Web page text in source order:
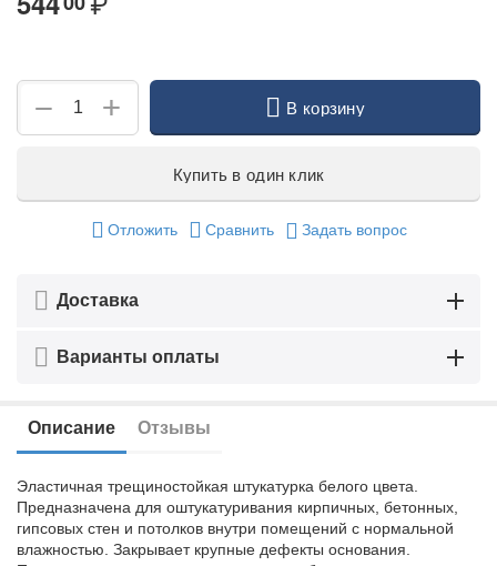
+
− В корзину
Купить в один клик
Отложить Сравнить Задать вопрос
Доставка
Варианты оплаты
Описание Отзывы
Эластичная трещиностойкая штукатурка белого цвета.
Предназначена для оштукатуривания кирпичных, бетонных,
гипсовых стен и потолков внутри помещений с нормальной
влажностью. Закрывает крупные дефекты основания.